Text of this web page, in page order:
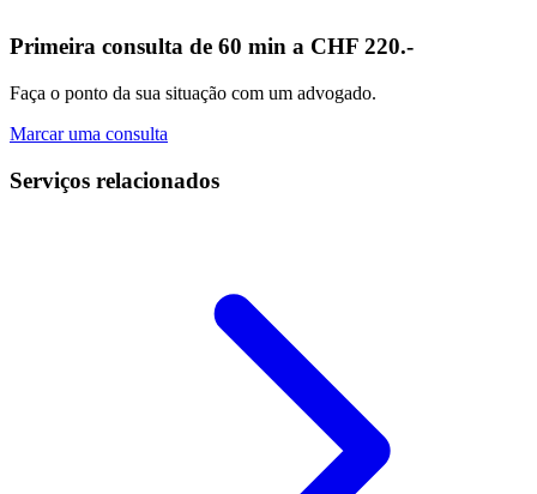
Primeira consulta de 60 min a CHF 220.-
Faça o ponto da sua situação com um advogado.
Marcar uma consulta
Serviços relacionados